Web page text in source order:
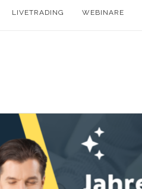
LIVETRADING WEBINARE